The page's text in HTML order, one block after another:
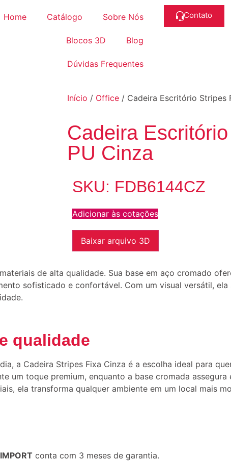
Home Catálogo Sobre Nós
Blocos 3D Blog
Dúvidas Frequentes
Contato
Início / Office / Cadeira Escritório Stripes
Cadeira
PU Cinza
SKU: FDB6144CZ
Adicionar às cotações
Baixar arquivo 3D
de alta qualidade. Sua base em aço cromado
sofisticado e confortável. Com um visual versátil,
qualidade
a Cadeira Stripes Fixa Cinza é a escolha ideal para
um toque premium, enquanto a base cromada
ela transforma qualquer ambiente em um local mais
conta com 3 meses de garantia.